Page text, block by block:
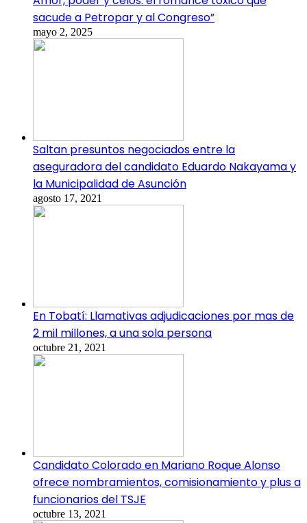
sacude a Petropar y al Congreso”
mayo 2, 2025
Saltan presuntos negociados entre la
aseguradora del candidato Eduardo Nakayama y
la Municipalidad de Asunción
agosto 17, 2021
En Tobatí: Llamativas adjudicaciones por mas de
2 mil millones, a una sola persona
octubre 21, 2021
Candidato Colorado en Mariano Roque Alonso
ofrece nombramientos, comisionamiento y plus a
funcionarios del TSJE
octubre 13, 2021